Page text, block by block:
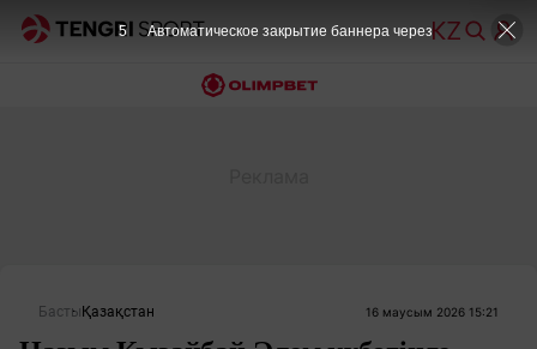
Басты Қазақстан 16 маусым 2026 15:21
5 Автоматическое закрытие баннера через